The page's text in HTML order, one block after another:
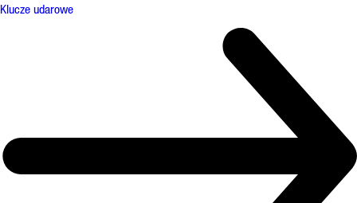
Klucze udarowe